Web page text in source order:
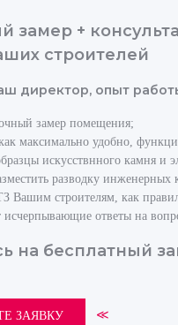
замер +
строителей
директор, опыт
замер помещения;
максимально удобно,
искусствнного камня и
разводку
Вашим строителям, как
исчерпывающие ответы на
на бесплатный
ЗАЯВКУ ≪